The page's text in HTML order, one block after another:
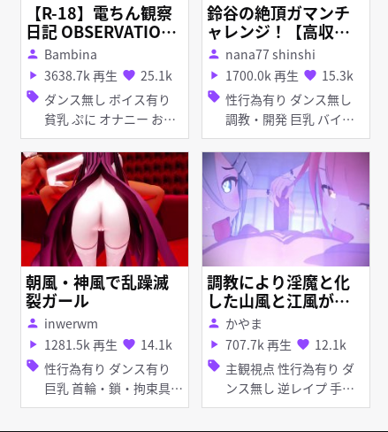
【R-18】電ちん観察
日記 OBSERVATION
DIARY
person Bambina
play_arrow 3638.7k 再生 favorite 25.1k
sell ダンス無し ボイス有り
貧乳 ぷに オナニー お漏
らし・潮吹き くぱぁ
鈴谷の絶頂ガマンチ
ャレンジ！【高収
入】
person nana77 shinshi
play_arrow 1700.0k 再生 favorite 15.3k
sell 性行為有り ダンス無し
調教・開発 巨乳 バイ
ブ・ローター 目隠し ア
ヘ顔 拘束 つみ式モデル
朝風・神風で乱躁滅
裂ガール
person inwerwm
play_arrow 1281.5k 再生 favorite 14.1k
sell 性行為有り ダンス有り
巨乳 首輪・鎖・拘束具
目隠し パイズリ フェラ
乱交 輪姦 ぽんぷ長式モ
調教により淫魔と化
した山風と江風が拘
束によりマグロと化
した提督を玩具にす
る
person かやま
play_arrow 707.7k 再生 favorite 12.1k
sell 主観視点 性行為有り ダ
ンス無し 逆レイプ 手コ
キ 女性上位 フェラ